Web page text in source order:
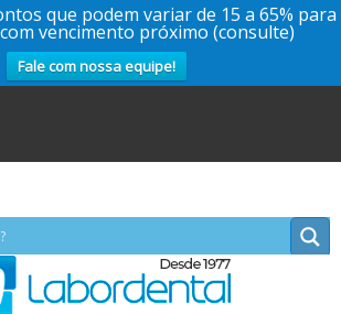
que podem variar de 15 a 65% para
vencimento próximo (consulte)
Fale com nossa equipe!